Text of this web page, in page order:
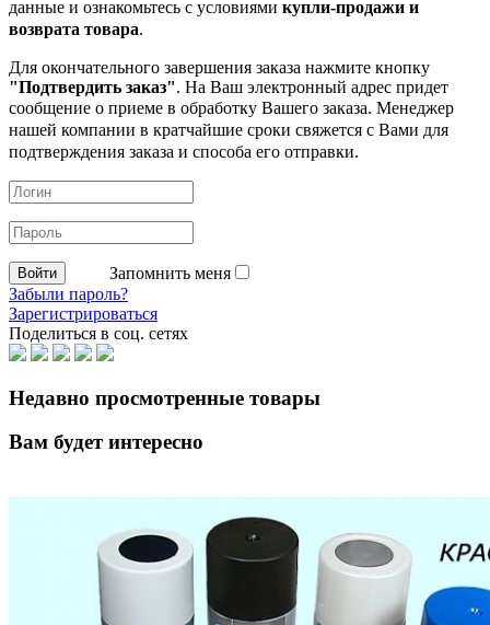
данные и ознакомьтесь с условиями купли-продажи и
возврата товара.
Для окончательного завершения заказа нажмите кнопку
"Подтвердить заказ". На Ваш электронный адрес придет
сообщение о приеме в обработку Вашего заказа. Менеджер
нашей компании в кратчайшие сроки свяжется с Вами для
подтверждения заказа и способа его отправки.
Запомнить меня
Забыли пароль?
Зарегистрироваться
Поделиться в соц. сетях
Недавно просмотренные товары
Вам будет интересно